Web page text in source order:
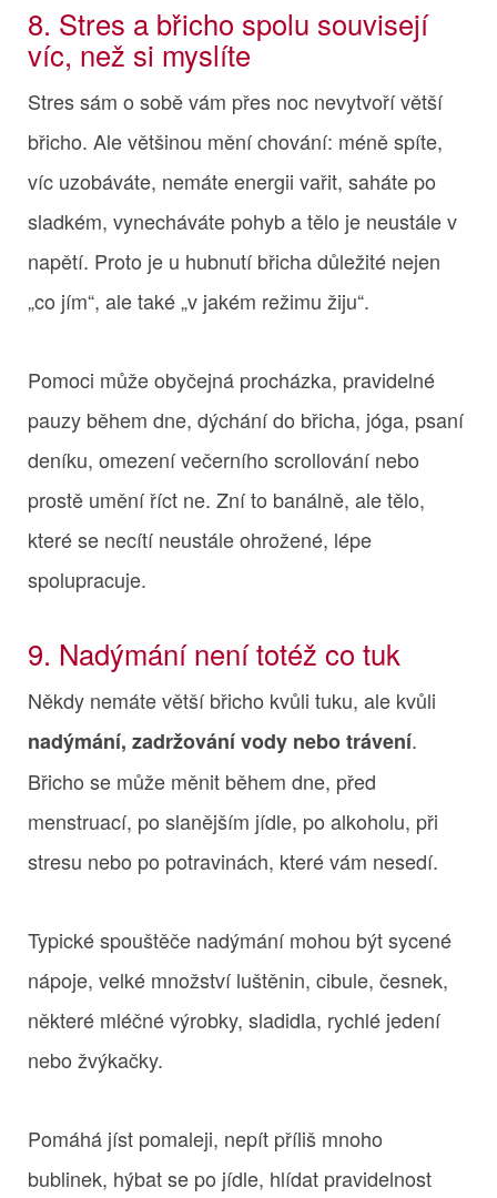
8. Stres a břicho spolu souvisejí
víc, než si myslíte
Stres sám o sobě vám přes noc nevytvoří větší
břicho. Ale většinou mění chování: méně spíte,
víc uzobáváte, nemáte energii vařit, saháte po
sladkém, vynecháváte pohyb a tělo je neustále v
napětí. Proto je u hubnutí břicha důležité nejen
„co jím“, ale také „v jakém režimu žiju“.
Pomoci může obyčejná procházka, pravidelné
pauzy během dne, dýchání do břicha, jóga, psaní
deníku, omezení večerního scrollování nebo
prostě umění říct ne. Zní to banálně, ale tělo,
které se necítí neustále ohrožené, lépe
spolupracuje.
9. Nadýmání není totéž co tuk
Někdy nemáte větší břicho kvůli tuku, ale kvůli
nadýmání, zadržování vody nebo trávení.
Břicho se může měnit během dne, před
menstruací, po slanějším jídle, po alkoholu, při
stresu nebo po potravinách, které vám nesedí.
Typické spouštěče nadýmání mohou být sycené
nápoje, velké množství luštěnin, cibule, česnek,
některé mléčné výrobky, sladidla, rychlé jedení
nebo žvýkačky.
Pomáhá jíst pomaleji, nepít příliš mnoho
bublinek, hýbat se po jídle, hlídat pravidelnost